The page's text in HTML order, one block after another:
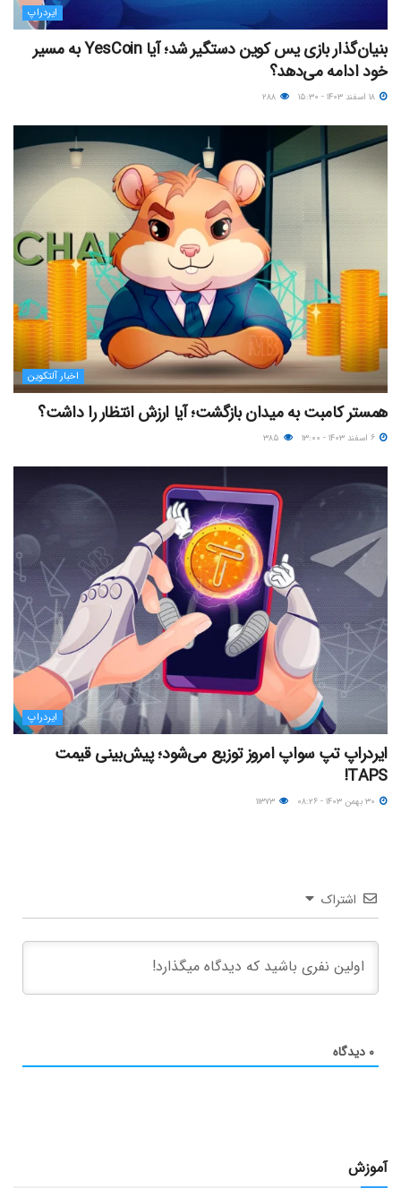
ایردراپ
بنیان‌گذار بازی یس کوین دستگیر شد؛ آیا YesCoin به مسیر
خود ادامه می‌دهد؟
اخبار آلتکوین
همستر کامبت به میدان بازگشت؛ آیا ارزش انتظار را داشت؟
ایردراپ
ایردراپ تپ سواپ امروز توزیع می‌شود؛ پیش‌بینی قیمت
TAPS!
اشتراک
۰ دیدگاه
آموزش